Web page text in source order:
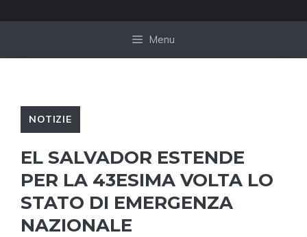
Menu
NOTIZIE
EL SALVADOR ESTENDE
PER LA 43ESIMA VOLTA LO
STATO DI EMERGENZA
NAZIONALE